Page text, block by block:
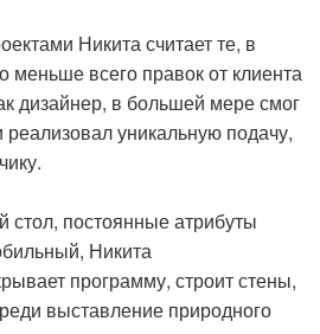
Никита считает те, в
меньше всего правок от клиента
дизайнер, в большей мере смог
реализовал уникальную подачу,
постоянные атрибуты
Никита
программу, строит стены,
выставление природного